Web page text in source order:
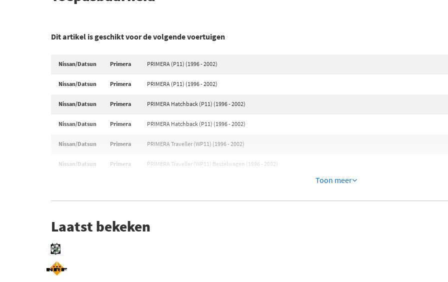
Dit artikel is geschikt voor de volgende voertuigen
Nissan/Datsun Primera PRIMERA (P11) (1996 - 2002)
Nissan/Datsun Primera PRIMERA (P11) (1996 - 2002)
Nissan/Datsun Primera PRIMERA Hatchback (P11) (1996 - 2002)
Nissan/Datsun Primera PRIMERA Hatchback (P11) (1996 - 2002)
Nissan/Datsun Primera PRIMERA Traveller (WP11) (1996 - 2002)
Nissan/Datsun Primera PRIMERA Traveller (WP11) Bestelwagen (1996 - 2002)
Toon meer
Laatst bekeken